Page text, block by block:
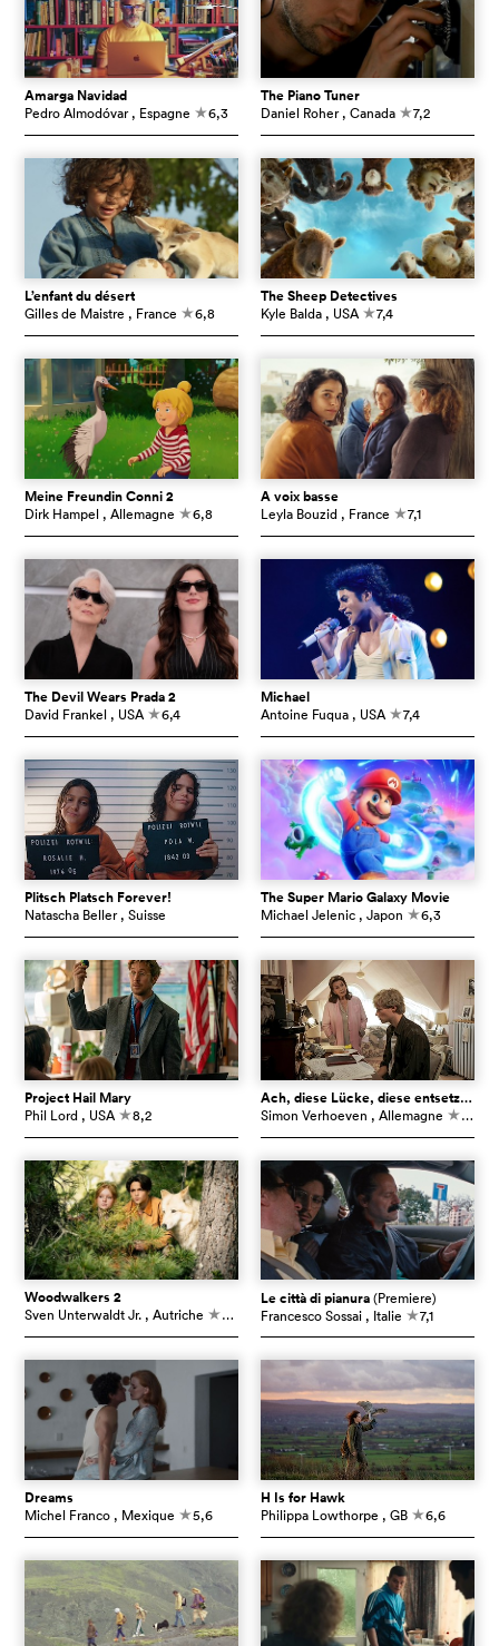
Amarga Navidad
Pedro Almodóvar , Espagne c6,3
The Piano Tuner
Daniel Roher , Canada c7,2
L’enfant du désert
Gilles de Maistre , France c6,8
The Sheep Detectives
Kyle Balda , USA c7,4
Meine Freundin Conni 2
Dirk Hampel , Allemagne c6,8
À voix basse
Leyla Bouzid , France c7,1
The Devil Wears Prada 2
David Frankel , USA c6,4
Michael
Antoine Fuqua , USA c7,4
Plitsch Platsch Forever!
Natascha Beller , Suisse
The Super Mario Galaxy Movie
Michael Jelenic , Japon c6,3
Project Hail Mary
Phil Lord , USA c8,2
Ach, diese Lücke, diese entsetzliche Lücke
Simon Verhoeven , Allemagne c7,6
Woodwalkers 2
Sven Unterwaldt Jr. , Autriche c5,4
Le città di pianura(Premiere)
Francesco Sossai , Italie c7,1
Dreams
Michel Franco , Mexique c5,6
H Is for Hawk
Philippa Lowthorpe , GB c6,6